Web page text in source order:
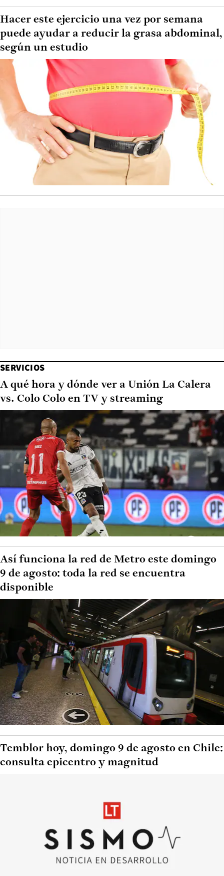
Hacer este ejercicio una vez por semana
puede ayudar a reducir la grasa abdominal,
según un estudio
SERVICIOS
A qué hora y dónde ver a Unión La Calera
vs. Colo Colo en TV y streaming
Así funciona la red de Metro este domingo
9 de agosto: toda la red se encuentra
disponible
Temblor hoy, domingo 9 de agosto en Chile:
consulta epicentro y magnitud